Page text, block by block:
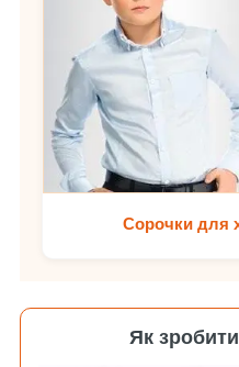
Сорочки для
Як